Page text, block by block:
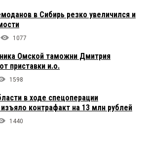
в Сибирь резко увеличился и
1077
Омской таможни Дмитрия
приставки и.о.
1598
в ходе спецоперации
контрафакт на 13 млн рублей
1440